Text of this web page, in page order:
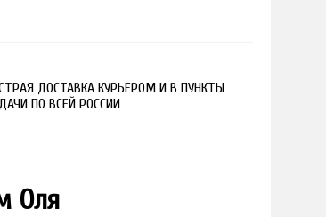
ДОСТАВКА КУРЬЕРОМ И В ПУНКТЫ
ПО ВСЕЙ РОССИИ
Оля